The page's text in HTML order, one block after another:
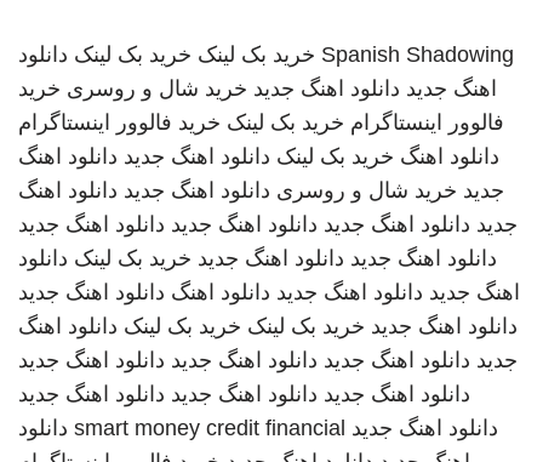
Spanish Shadowing خرید بک لینک خرید بک لینک دانلود
اهنگ جدید دانلود اهنگ جدید خرید شال و روسری خرید
فالوور اینستاگرام خرید بک لینک خرید فالوور اینستاگرام
دانلود اهنگ خرید بک لینک دانلود اهنگ جدید دانلود اهنگ
جدید خرید شال و روسری دانلود اهنگ جدید دانلود اهنگ
جدید دانلود اهنگ جدید دانلود اهنگ جدید دانلود اهنگ جدید
دانلود اهنگ جدید دانلود اهنگ جدید خرید بک لینک دانلود
اهنگ جدید دانلود اهنگ جدید دانلود اهنگ دانلود اهنگ جدید
دانلود اهنگ جدید خرید بک لینک خرید بک لینک دانلود اهنگ
جدید دانلود اهنگ جدید دانلود اهنگ جدید دانلود اهنگ جدید
دانلود اهنگ جدید دانلود اهنگ جدید دانلود اهنگ جدید
دانلود اهنگ جدید smart money credit financial دانلود